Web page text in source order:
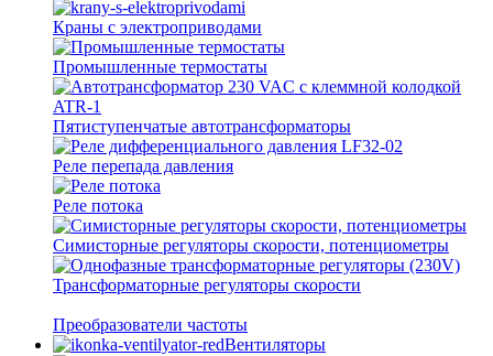
Краны с электроприводами
Промышленные термостаты
Пятиступенчатые автотрансформаторы
Реле перепада давления
Реле потока
Симисторные регуляторы скорости, потенциометры
Трансформаторные регуляторы скорости
Преобразователи частоты
Вентиляторы